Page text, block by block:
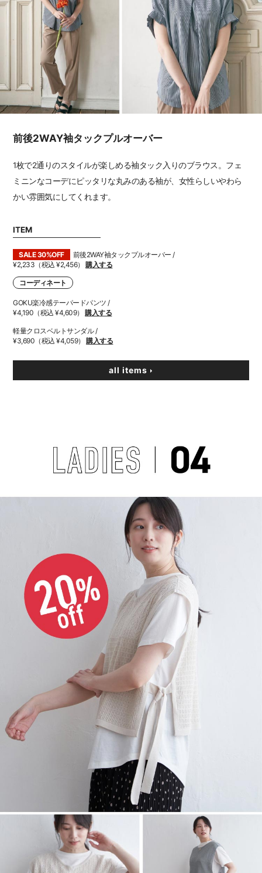
前後2WAY袖タックプルオーバー
1枚で2通りのスタイルが楽しめる袖タック入りのブラウス。フェ
ミニンなコーデにピッタリな丸みのある袖が、女性らしいやわら
かい雰囲気にしてくれます。
ITEM
SALE 30%OFF
前後2WAY袖タックプルオーバー /
¥2,233（税込 ¥2,456）購入する
コーディネート
GOKU楽冷感テーパードパンツ /
¥4,190（税込 ¥4,609）購入する
軽量クロスベルトサンダル /
¥3,690（税込 ¥4,059）購入する
all items